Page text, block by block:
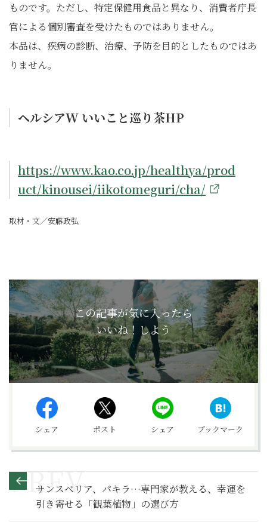
ものです。ただし、特定保健用食品と異なり、消費者庁長
官による個別審査を受けたものではありません。
本品は、疾病の診断、治療、予防を目的としたものではあ
りません。
ヘルシアW いいこと巡り茶HP
https://www.kao.co.jp/healthya/prod
uct/kinousei/iikotomeguri/cha/
取材・文／安藤政弘
この記事が気に入ったら
いいね！しよう
シェア ポスト シェア ブックマーク
サンスベリア、パキラ…専門家が教える、幸運を
引き寄せる「観葉植物」の選び方